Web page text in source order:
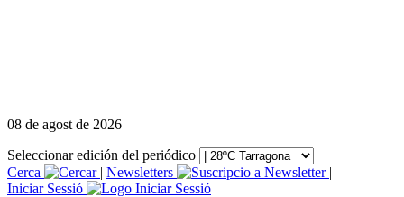
08 de agost de 2026
Seleccionar edición del periódico
Cerca
| Newsletters
|
Iniciar Sessió